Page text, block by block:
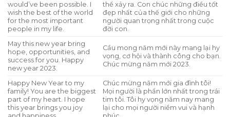
would’ve been possible. I
wish the best of the world
for the most important
people in my life.
thể xảy ra. Con chúc những điều tốt
đẹp nhất của thế giới cho những
người quan trọng nhất trong cuộc
đời con.
May this new year bring
hope, opportunities, and
success for you. Happy
new year 2023.
Cầu mong năm mới này mang lại hy
vọng, cơ hội và thành công cho bạn.
Chúc mừng năm mới 2023.
Happy New Year to my
family! You are the biggest
part of my heart. I hope
this year brings you joy
Chúc mừng năm mới gia đình tôi!
Mọi người là phần lớn nhất trong trái
tim tôi. Tôi hy vọng năm nay mang
lại cho mọi người niềm vui và hạnh